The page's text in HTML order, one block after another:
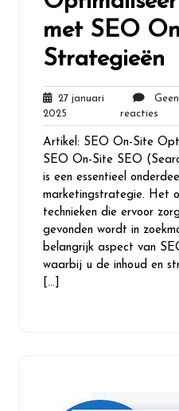
met SEO
Strategieën
27 januari
2025
januari
2025
Geen
reacties
Artikel: SEO On-Site
SEO On-Site SEO
is een essentieel
marketingstrategie. Het
technieken die ervoor
gevonden wordt in
belangrijk aspect van
waarbij u de inhoud en
[…]